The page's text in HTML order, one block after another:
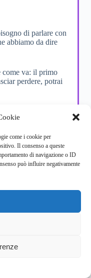
come i cookie per
Il consenso a queste
di navigazione o ID
può influire negativamente
di parlare con
abbiamo da dire
come va: il primo
perdere, potrai